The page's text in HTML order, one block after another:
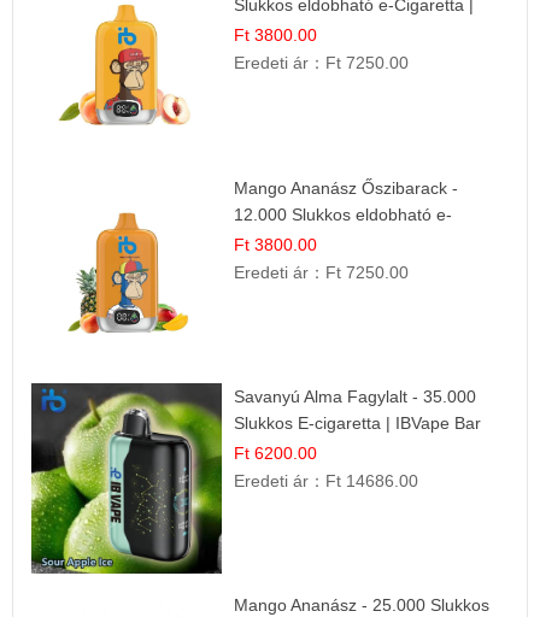
Slukkos eldobható e-Cigaretta |
Friss Gyümölcs Íz
Ft 3800.00
Eredeti ár： Ft 7250.00
Mango Ananász Őszibarack -
12.000 Slukkos eldobható e-
Cigaretta
Ft 3800.00
Eredeti ár： Ft 7250.00
Savanyú Alma Fagylalt - 35.000
Slukkos E-cigaretta | IBVape Bar
Ft 6200.00
Eredeti ár： Ft 14686.00
Mango Ananász - 25.000 Slukkos